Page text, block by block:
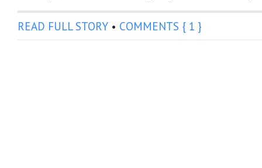
READ FULL STORY • COMMENTS { 1 }